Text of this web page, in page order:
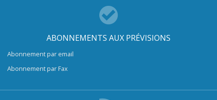
ABONNEMENTS AUX PRÉVISIONS
Abonnement par email
Abonnement par Fax